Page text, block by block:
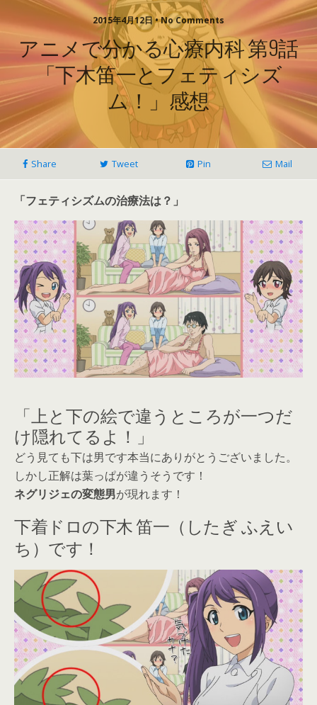
2015年4月12日 • No Comments
アニメで分かる心療内科 第9話
「下木笛一とフェティシズ
ム！」感想
Share Tweet Pin Mail
「フェティシズムの治療法は？」
「上と下の絵で違うところが一つだ
け隠れてるよ！」
どう見ても下は男です本当にありがとうございました。
しかし正解は葉っぱが違うそうです！
ネグリジェの変態男が現れます！
下着ドロの下木 笛一（したぎ ふえい
ち）です！